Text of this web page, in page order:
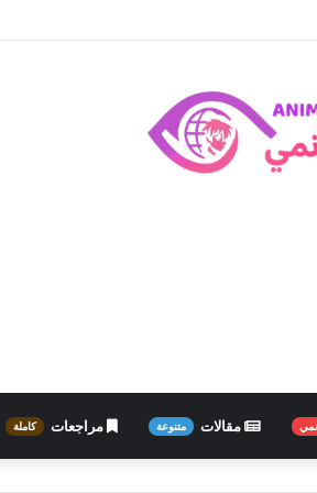
مقالات متنوعة مراجعات كاملة